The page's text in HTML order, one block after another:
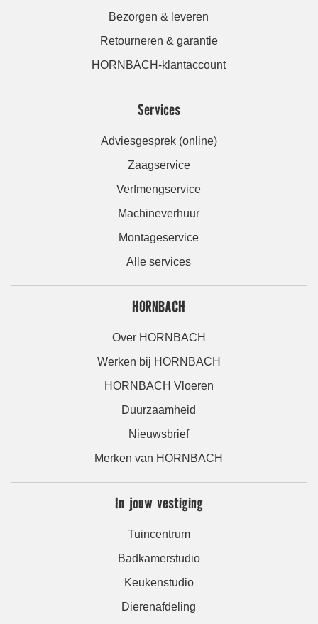
Bezorgen & leveren
Retourneren & garantie
HORNBACH-klantaccount
Services
Adviesgesprek (online)
Zaagservice
Verfmengservice
Machineverhuur
Montageservice
Alle services
HORNBACH
Over HORNBACH
Werken bij HORNBACH
HORNBACH Vloeren
Duurzaamheid
Nieuwsbrief
Merken van HORNBACH
In jouw vestiging
Tuincentrum
Badkamerstudio
Keukenstudio
Dierenafdeling